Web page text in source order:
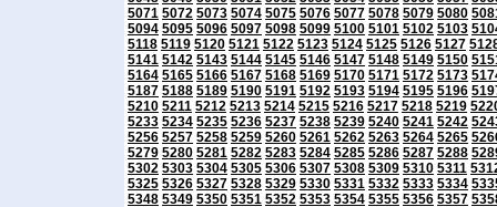
5071 5072 5073 5074 5075 5076 5077 5078 5079 5080
5094 5095 5096 5097 5098 5099 5100 5101 5102 5103
5118 5119 5120 5121 5122 5123 5124 5125 5126 5127
5141 5142 5143 5144 5145 5146 5147 5148 5149 5150
5164 5165 5166 5167 5168 5169 5170 5171 5172 5173
5187 5188 5189 5190 5191 5192 5193 5194 5195 5196
5210 5211 5212 5213 5214 5215 5216 5217 5218 5219
5233 5234 5235 5236 5237 5238 5239 5240 5241 5242
5256 5257 5258 5259 5260 5261 5262 5263 5264 5265
5279 5280 5281 5282 5283 5284 5285 5286 5287 5288
5302 5303 5304 5305 5306 5307 5308 5309 5310 5311
5325 5326 5327 5328 5329 5330 5331 5332 5333 5334
5348 5349 5350 5351 5352 5353 5354 5355 5356 5357